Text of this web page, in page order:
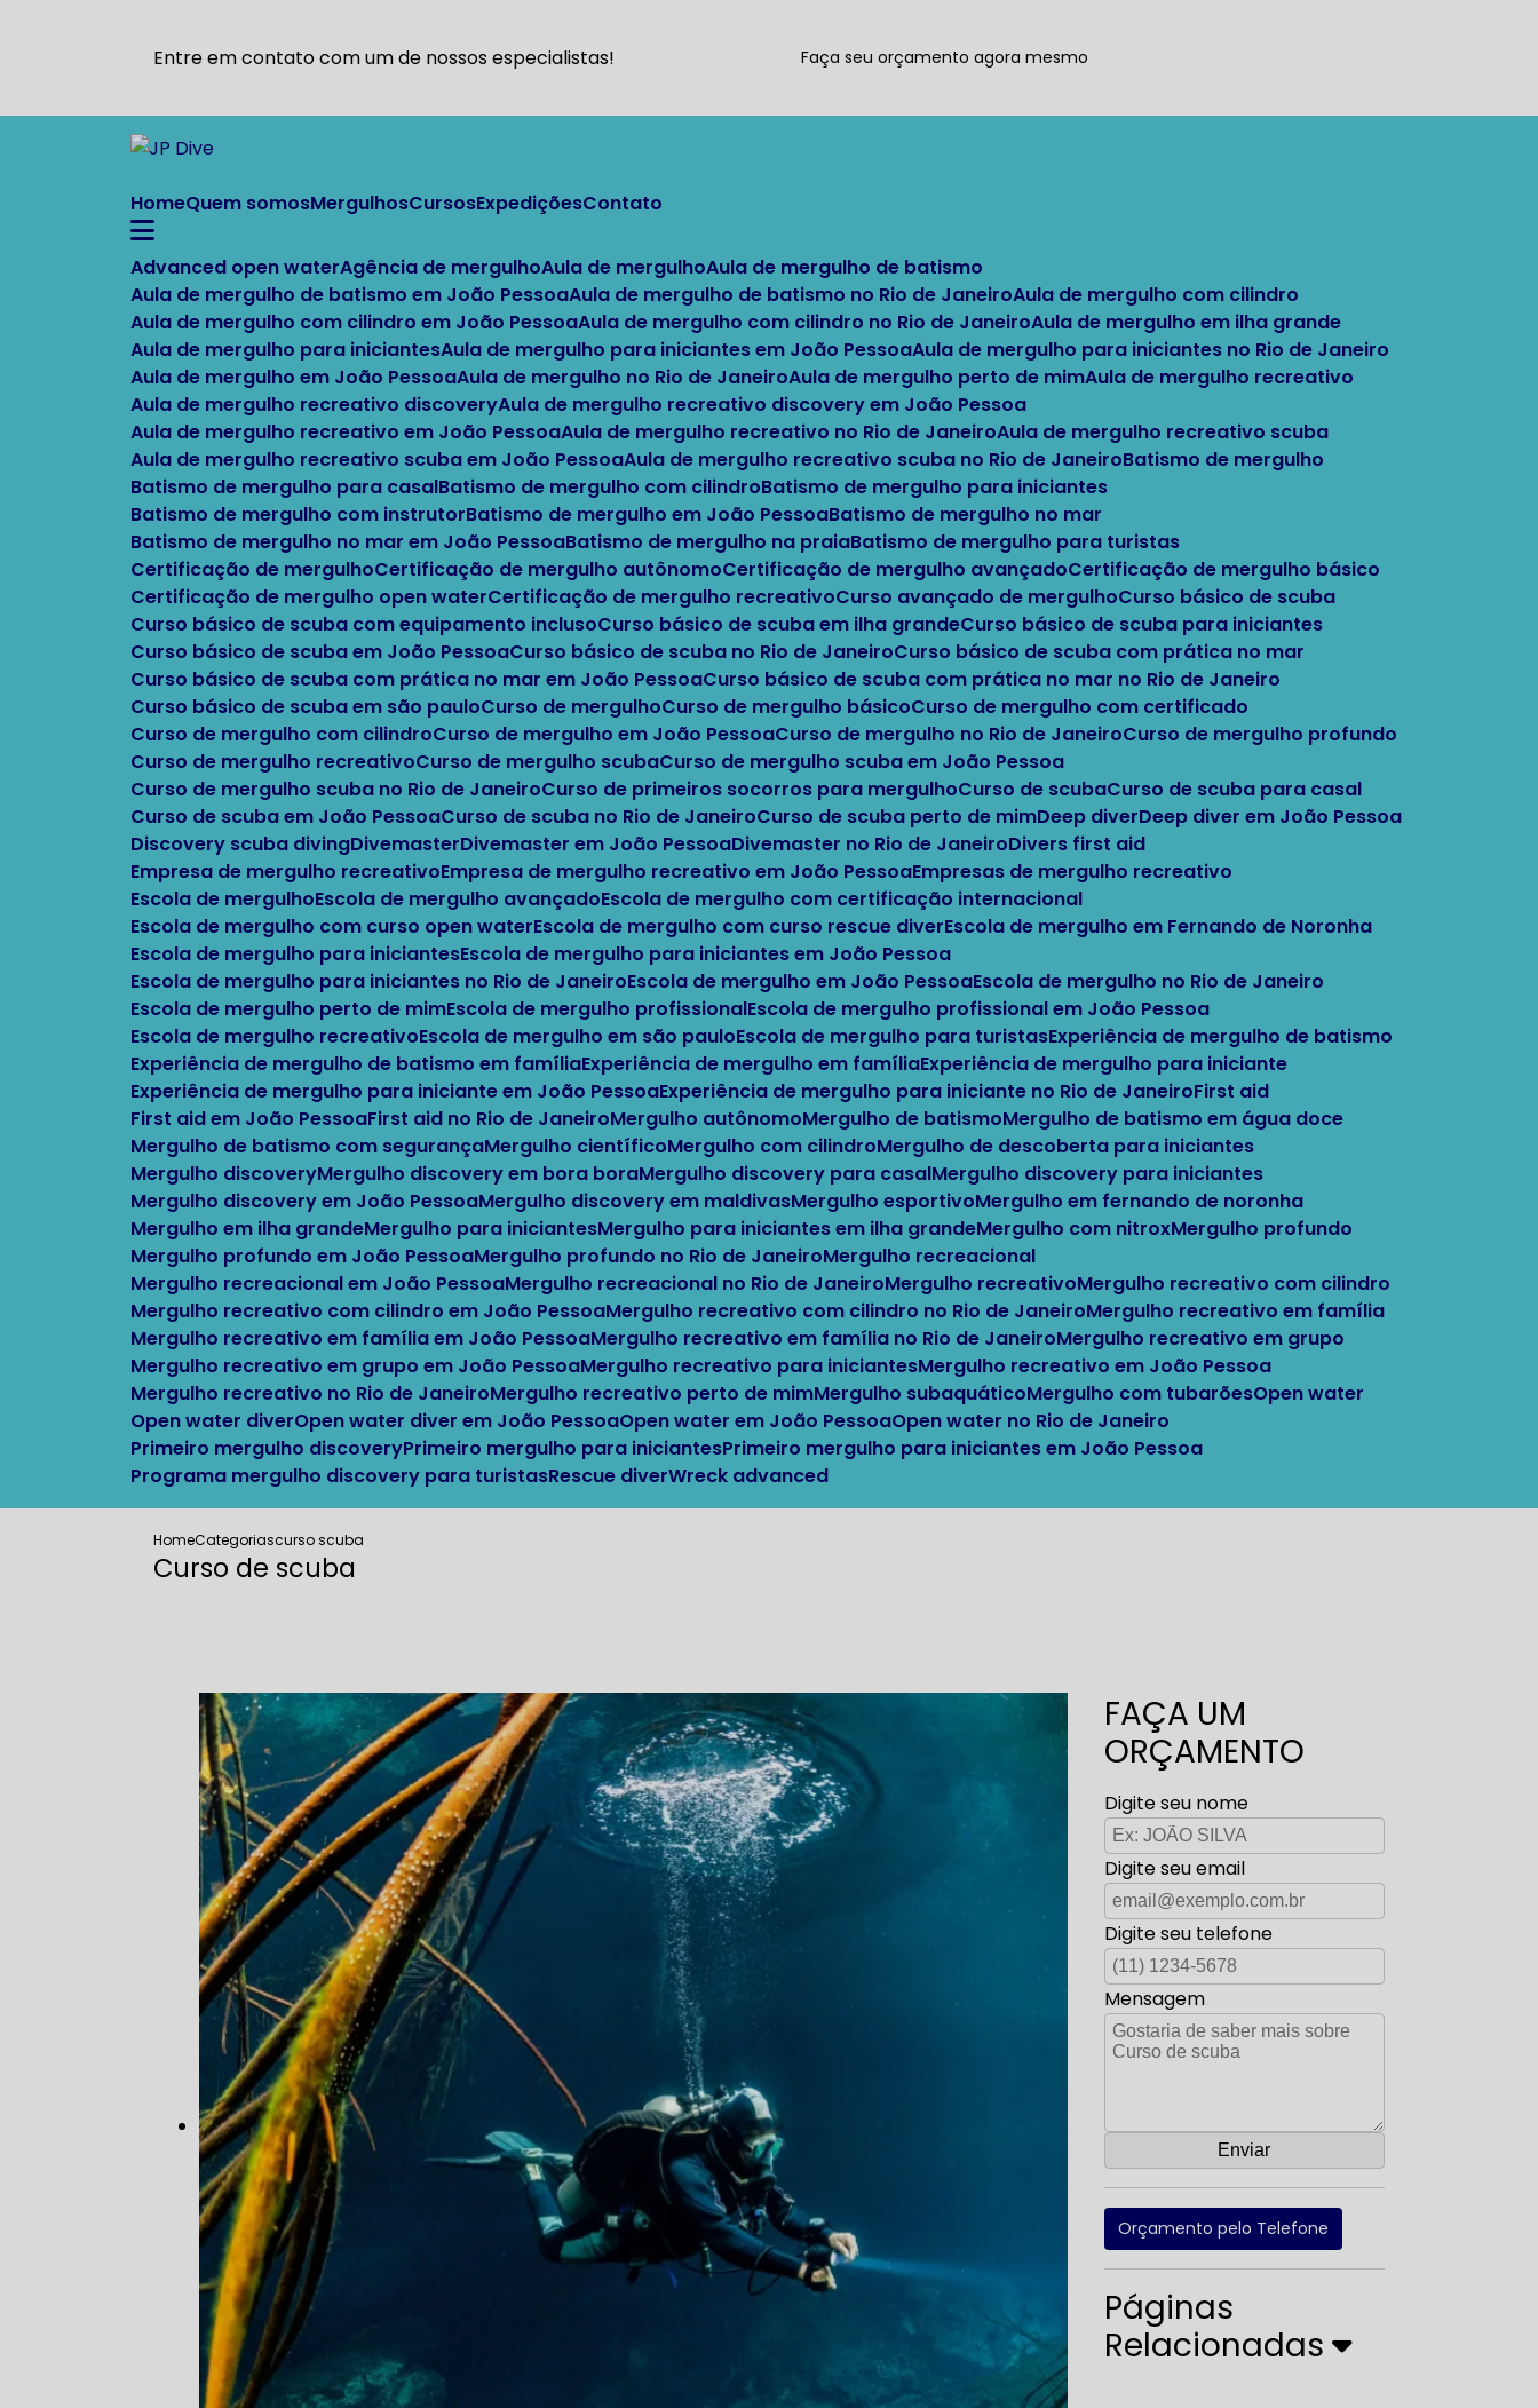
Entre em contato com um de nossos especialistas! Faça seu orçamento agora mesmo
Home Quem somos Mergulhos Cursos Expedições Contato
Advanced open water Agência de mergulho Aula de mergulho Aula de mergulho de batismo
Aula de mergulho de batismo em João Pessoa Aula de mergulho de batismo no Rio de Janeiro Aula de mergulho com cilindro
Aula de mergulho com cilindro em João Pessoa Aula de mergulho com cilindro no Rio de Janeiro Aula de mergulho em ilha grande
Aula de mergulho para iniciantes Aula de mergulho para iniciantes em João Pessoa Aula de mergulho para iniciantes no Rio de Janeiro
Aula de mergulho em João Pessoa Aula de mergulho no Rio de Janeiro Aula de mergulho perto de mim Aula de mergulho recreativo
Aula de mergulho recreativo discovery Aula de mergulho recreativo discovery em João Pessoa
Aula de mergulho recreativo em João Pessoa Aula de mergulho recreativo no Rio de Janeiro Aula de mergulho recreativo scuba
Aula de mergulho recreativo scuba em João Pessoa Aula de mergulho recreativo scuba no Rio de Janeiro Batismo de mergulho
Batismo de mergulho para casal Batismo de mergulho com cilindro Batismo de mergulho para iniciantes
Batismo de mergulho com instrutor Batismo de mergulho em João Pessoa Batismo de mergulho no mar
Batismo de mergulho no mar em João Pessoa Batismo de mergulho na praia Batismo de mergulho para turistas
Certificação de mergulho
Certificação de mergulho autônomo Certificação de mergulho avançado
Certificação de mergulho básico
Certificação de mergulho open water
Certificação de mergulho recreativo Curso avançado de mergulho
Curso básico de scuba
Curso básico de scuba com equipamento incluso
Curso básico de scuba em ilha grande
Curso básico de scuba para iniciantes
Curso básico de scuba em João Pessoa
Curso básico de scuba no Rio de Janeiro
Curso básico de scuba com prática no mar
Curso básico de scuba com prática no mar em João Pessoa
Curso básico de scuba com prática no mar no Rio de Janeiro
Curso básico de scuba em são paulo
Curso de mergulho Curso de mergulho básico
Curso de mergulho com certificado
Curso de mergulho com cilindro
Curso de mergulho em João Pessoa Curso de mergulho no Rio de Janeiro
Curso de mergulho profundo
Curso de mergulho recreativo
Curso de mergulho scuba
Curso de mergulho scuba em João Pessoa
Curso de mergulho scuba no Rio de Janeiro
Curso de primeiros socorros para mergulho Curso de scuba
Curso de scuba para casal
Curso de scuba em João Pessoa
Curso de scuba no Rio de Janeiro Curso de scuba perto de mim Deep diver Deep diver em João Pessoa
Discovery scuba diving Divemaster Divemaster em João Pessoa Divemaster no Rio de Janeiro
Divers first aid
Empresa de mergulho recreativo Empresa de mergulho recreativo em João Pessoa Empresas de mergulho recreativo
Escola de mergulho Escola de mergulho avançado Escola de mergulho com certificação internacional
Escola de mergulho com curso open water Escola de mergulho com curso rescue diver Escola de mergulho em Fernando de Noronha
Escola de mergulho para iniciantes Escola de mergulho para iniciantes em João Pessoa
Escola de mergulho para iniciantes no Rio de Janeiro Escola de mergulho em João Pessoa Escola de mergulho no Rio de Janeiro
Escola de mergulho perto de mim Escola de mergulho profissional Escola de mergulho profissional em João Pessoa
Escola de mergulho recreativo Escola de mergulho em são paulo Escola de mergulho para turistas Experiência de mergulho de batismo
Experiência de mergulho de batismo em família Experiência de mergulho em família Experiência de mergulho para iniciante
Experiência de mergulho para iniciante em João Pessoa Experiência de mergulho para iniciante no Rio de Janeiro First aid
First aid em João Pessoa First aid no Rio de Janeiro Mergulho autônomo Mergulho de batismo
Mergulho de batismo em água doce
Mergulho de batismo com segurança
Mergulho científico Mergulho com cilindro
Mergulho de descoberta para iniciantes
Mergulho discovery
Mergulho discovery em bora bora Mergulho discovery para casal
Mergulho discovery para iniciantes
Mergulho discovery em João Pessoa
Mergulho discovery em maldivas Mergulho esportivo
Mergulho em fernando de noronha
Mergulho em ilha grande
Mergulho para iniciantes Mergulho para iniciantes em ilha grande Mergulho com nitrox
Mergulho profundo
Mergulho profundo em João Pessoa
Mergulho profundo no Rio de Janeiro
Mergulho recreacional
Mergulho recreacional em João Pessoa
Mergulho recreacional no Rio de Janeiro Mergulho recreativo
Mergulho recreativo com cilindro
Mergulho recreativo com cilindro em João Pessoa
Mergulho recreativo com cilindro no Rio de Janeiro
Mergulho recreativo em família
Mergulho recreativo em família em João Pessoa
Mergulho recreativo em família no Rio de Janeiro
Mergulho recreativo em grupo
Mergulho recreativo em grupo em João Pessoa
Mergulho recreativo para iniciantes
Mergulho recreativo em João Pessoa
Mergulho recreativo no Rio de Janeiro
Mergulho recreativo perto de mim Mergulho subaquático Mergulho com tubarões
Open water
Open water diver
Open water diver em João Pessoa Open water em João Pessoa
Open water no Rio de Janeiro
Primeiro mergulho discovery Primeiro mergulho para iniciantes Primeiro mergulho para iniciantes em João Pessoa
Programa mergulho discovery para turistas Rescue diver Wreck advanced
HomeCategoriascurso scuba
Curso de scuba
FAÇA UM
ORÇAMENTO
Digite seu nome
Digite seu email
Digite seu telefone
Mensagem
Orçamento pelo Telefone
Páginas
Relacionadas